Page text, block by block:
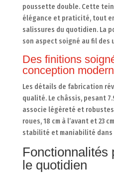
poussette double. Cette
élégance et praticité, tout
salissures du quotidien. La
son aspect soigné au fil
Des finitions
conception
Les détails de fabrication
qualité. Le châssis, pesant
associe légèreté et
roues, 18 cm à l’avant et 23
stabilité et maniabilité dans
Fonctionnalités
le quotidien